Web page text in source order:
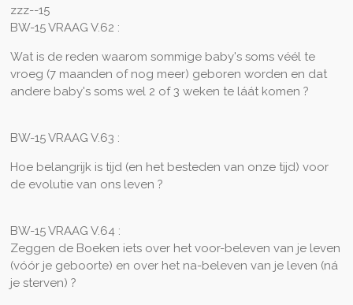
zzz--15
BW-15 VRAAG V.62 :
Wat is de reden waarom sommige baby's soms véél te
vroeg (7 maanden of nog meer) geboren worden en dat
andere baby's soms wel 2 of 3 weken te láát komen ?
BW-15 VRAAG V.63 :
Hoe belangrijk is tijd (en het besteden van onze tijd) voor
de evolutie van ons leven ?
BW-15 VRAAG V.64 :
Zeggen de Boeken iets over het voor-beleven van je leven
(vóór je geboorte) en over het na-beleven van je leven (ná
je sterven) ?